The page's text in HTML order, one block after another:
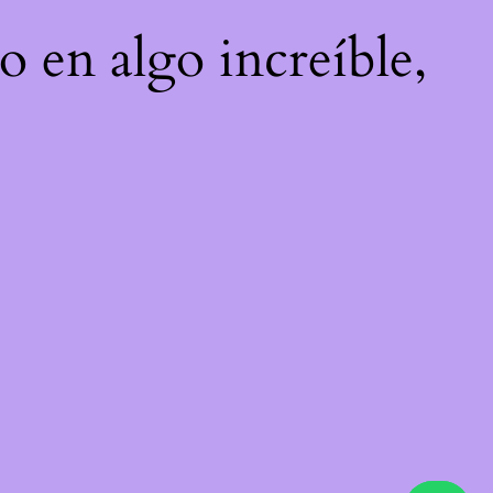
en algo increíble,